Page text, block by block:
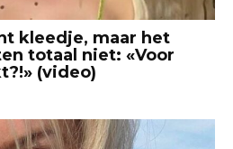
kleedje, maar het
totaal niet: «Voor
(video)